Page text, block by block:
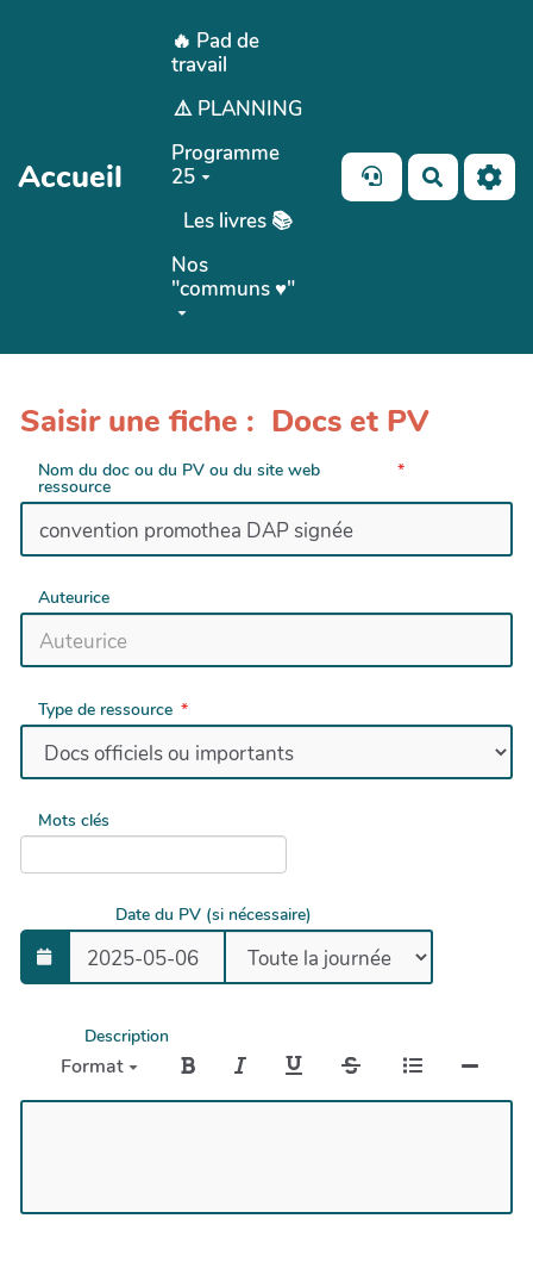
Aller au contenu principal
Accueil
🔥 Pad de
travail
⚠️ PLANNING
Programme
25
Les livres 📚
Nos
"communs ♥️"
Saisir une fiche : Docs et PV
Nom du doc ou du PV ou du site web
ressource
Auteurice
Type de ressource
Mots clés
Date du PV (si nécessaire)
Description
Format